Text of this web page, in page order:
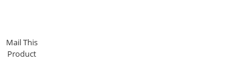
Mail This
Product